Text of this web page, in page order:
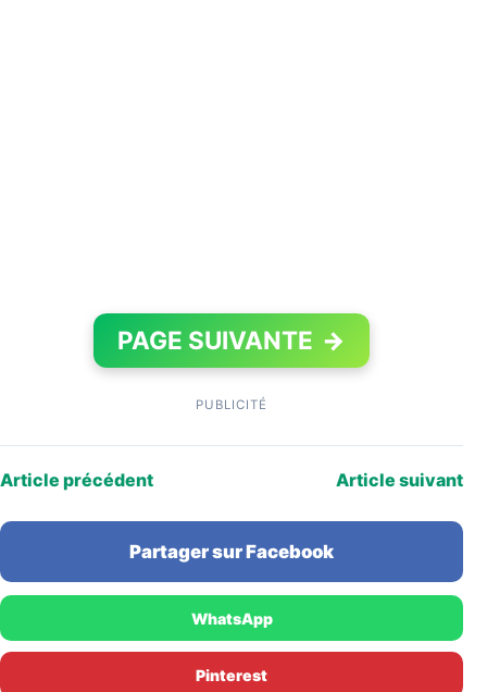
PAGE SUIVANTE →
PUBLICITÉ
Article précédent Article suivant
Partager sur Facebook
WhatsApp
Pinterest